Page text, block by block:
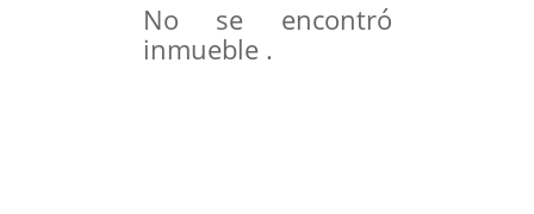
No se encontró
inmueble .